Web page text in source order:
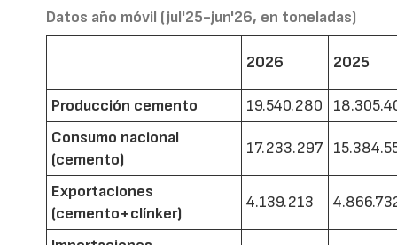
Datos año móvil (jul'25-jun'26, en toneladas)
2026 2025
Producción cemento 19.540.280
Consumo nacional
(cemento)
17.233.297
Exportaciones
(cemento+clínker)
4.139.213